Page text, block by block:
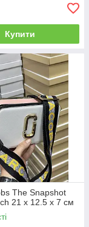
Купити
The Snapshot
21 х 12.5 х 7 см